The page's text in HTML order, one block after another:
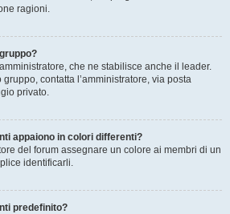
ragioni.
che ne stabilisce anche il leader.
contatta l’amministratore, via posta
privato.
appaiono in colori differenti?
del forum assegnare un colore ai membri di un
identificarli.
predefinito?